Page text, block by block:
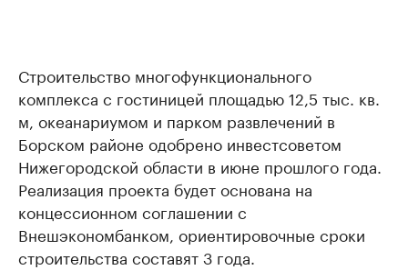
Строительство многофункционального
комплекса с гостиницей площадью 12,5 тыс. кв.
м, океанариумом и парком развлечений в
Борском районе одобрено инвестсоветом
Нижегородской области в июне прошлого года.
Реализация проекта будет основана на
концессионном соглашении с
Внешэкономбанком, ориентировочные сроки
строительства составят 3 года.